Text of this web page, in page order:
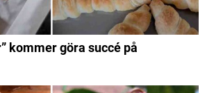
kommer göra succé på